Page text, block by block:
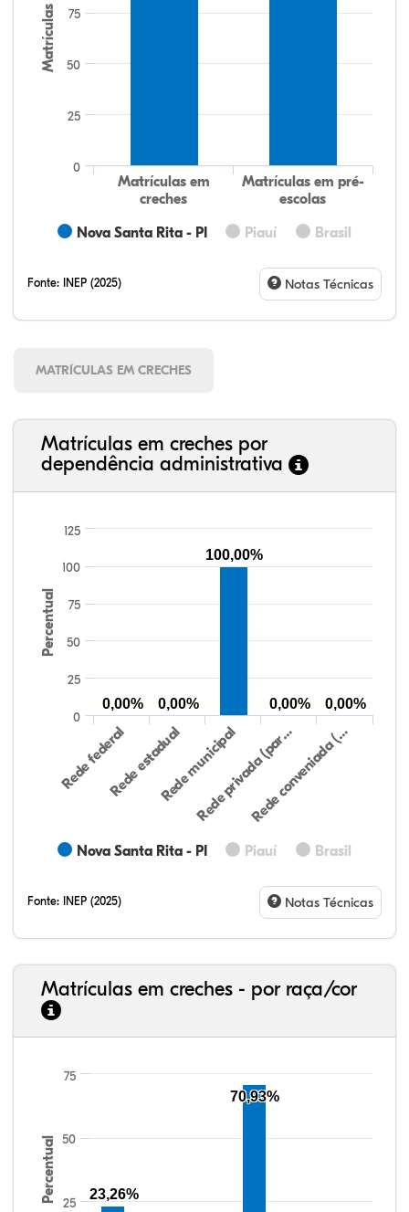
Matrículas
Nova Santa Rita - PI Piauí Brasil
Matrículas em
creches
Matrículas em pré-
escolas
0
25
50
75
Fonte: INEP (2025) Notas Técnicas
MATRÍCULAS EM CRECHES
Matrículas em creches por
dependência administrativa
Percentual
Nova Santa Rita - PI Piauí Brasil
Rede federalRede estadualRede municipal
Rede privada (par…Rede conveniada (…
0
25
50
75
100
125
0,00% 0,00%
100,00%
0,00% 0,00%
Fonte: INEP (2025) Notas Técnicas
Matrículas em creches - por raça/cor
Percentual 25
50
75
23,26%
70,93%